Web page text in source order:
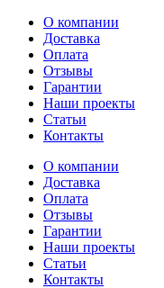
Перейти
содержимому
О компании
Доставка
Оплата
Отзывы
Гарантии
Наши проекты
Статьи
Контакты
О компании
Доставка
Оплата
Отзывы
Гарантии
Наши проекты
Статьи
Контакты